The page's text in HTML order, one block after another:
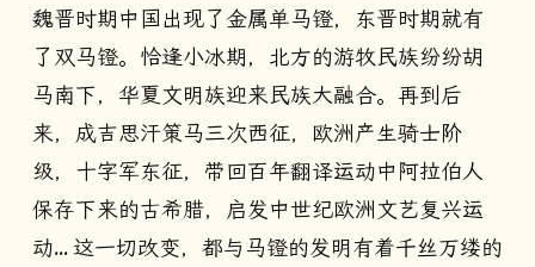
魏晋时期中国出现了金属单马镫，东晋时期就有
了双马镫。恰逢小冰期，北方的游牧民族纷纷胡
马南下，华夏文明族迎来民族大融合。再到后
来，成吉思汗策马三次西征，欧洲产生骑士阶
级，十字军东征，带回百年翻译运动中阿拉伯人
保存下来的古希腊，启发中世纪欧洲文艺复兴运
动… 这一切改变，都与马镫的发明有着千丝万缕的